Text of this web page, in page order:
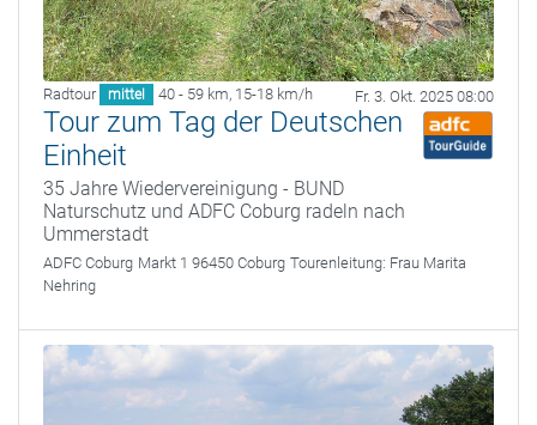
Radtour mittel 40 - 59 km, 15-18 km/h Fr. 3. Okt. 2025 08:00
Tour zum Tag der Deutschen
Einheit
35 Jahre Wiedervereinigung - BUND
Naturschutz und ADFC Coburg radeln nach
Ummerstadt
ADFC Coburg Markt 1 96450 Coburg Tourenleitung: Frau Marita
Nehring